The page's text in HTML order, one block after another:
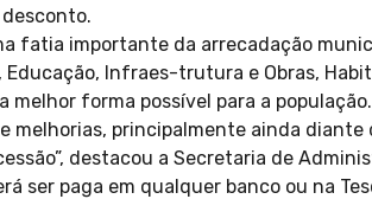
fatia importante da arrecadação
Infraes-trutura e Obras,
melhor forma possível para a
melhorias, principalmente ainda diante
destacou a Secretaria de
ser paga em qualquer banco ou na